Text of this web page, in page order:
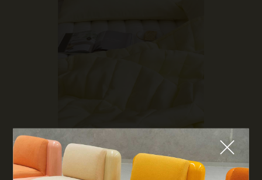
Couverture striée en soie glacé par
Maatila
Fermer